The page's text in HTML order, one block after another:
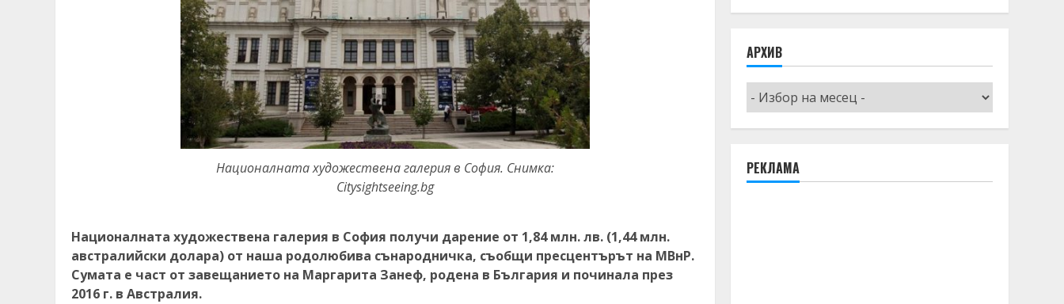
Националната художествена галерия в София. Снимка:
Сitysightseeing.bg
Националната художествена галерия в София получи дарение от 1,84 млн. лв. (1,44 млн.
австралийски долара) от наша родолюбива сънародничка, съобщи пресцентърът на МВнР.
Сумата е част от завещанието на Маргарита Занеф, родена в България и починала през
2016 г. в Австралия.
АРХИВ
Архив
РЕКЛАМА